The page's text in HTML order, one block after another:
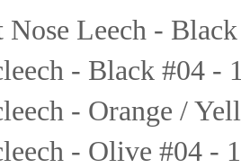
Nose Leech -
- Black #04 -
- Orange /
- Olive #04 -